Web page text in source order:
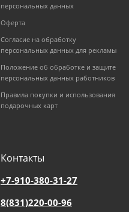
персональных данных
Оферта
Согласие на обработку
персональных данных для рекламы
Положение об обработке и защите
персональных данных работников
Правила покупки и использования
подарочных карт
Контакты
+7-910-380-31-27
8(831)220-00-96